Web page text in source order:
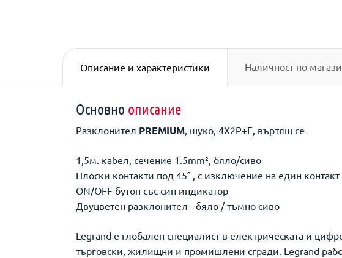
Описание и характеристики Наличност по
Основно описание
Разклонител PREMIUM, шуко, 4X2P+E, въртящ се
1,5м. кабел, сечение 1.5mm², бяло/сиво
Плоски контакти под 45° , с изключение на един
ON/OFF бутон със син индикатор
Двуцветен разклонител - бяло / тъмно сиво
Legrand е глобален специалист в електрическата и
търговски, жилищни и промишлени сгради. Legrand